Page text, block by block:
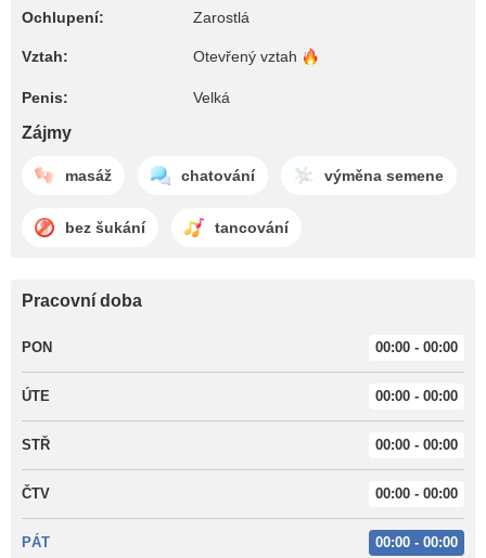
Ochlupení: Zarostlá
Vztah: Otevřený vztah
Penis: Velká
Zájmy
masáž chatování výměna semene
bez šukání tancování
Pracovní doba
PON 00:00 - 00:00
ÚTE 00:00 - 00:00
STŘ 00:00 - 00:00
ČTV 00:00 - 00:00
PÁT 00:00 - 00:00